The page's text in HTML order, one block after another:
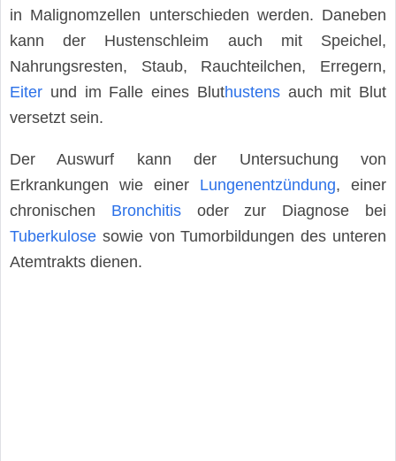
in Malignomzellen unterschieden werden. Daneben
kann der Hustenschleim auch mit Speichel,
Nahrungsresten, Staub, Rauchteilchen, Erregern,
Eiter und im Falle eines Bluthustensauch mit Blut
versetzt sein.
Der Auswurf kann der Untersuchung von
Erkrankungen wie einer Lungenentzündung, einer
chronischen Bronchitisoder zur Diagnose bei
Tuberkulose sowie von Tumorbildungen des unteren
Atemtrakts dienen.